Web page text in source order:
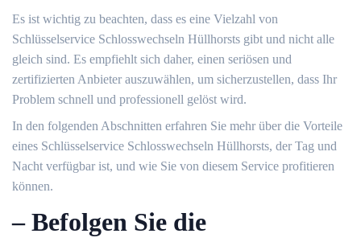
Es ist wichtig zu beachten, dass es eine Vielzahl von
Schlüsselservice Schlosswechseln Hüllhorsts gibt und nicht alle
gleich sind.​ Es empfiehlt sich daher, einen seriösen und
zertifizierten Anbieter auszuwählen, um sicherzustellen, dass Ihr
Problem schnell und professionell gelöst wird.
In den folgenden Abschnitten erfahren Sie mehr über die Vorteile
eines Schlüsselservice Schlosswechseln Hüllhorsts, der Tag und
Nacht verfügbar ist, und wie Sie von diesem Service profitieren
können.​
– Befolgen Sie die